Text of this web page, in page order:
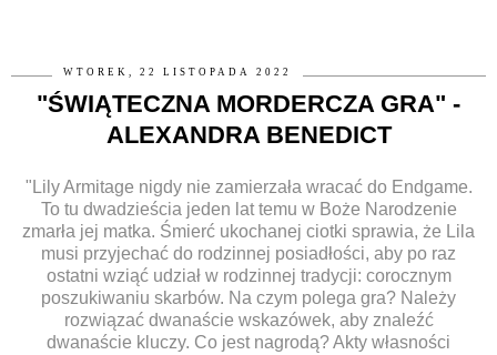
WTOREK, 22 LISTOPADA 2022
"ŚWIĄTECZNA MORDERCZA GRA" -
ALEXANDRA BENEDICT
"Lily Armitage nigdy nie zamierzała wracać do Endgame.
To tu dwadzieścia jeden lat temu w Boże Narodzenie
zmarła jej matka. Śmierć ukochanej ciotki sprawia, że Lila
musi przyjechać do rodzinnej posiadłości, aby po raz
ostatni wziąć udział w rodzinnej tradycji: corocznym
poszukiwaniu skarbów. Na czym polega gra? Należy
rozwiązać dwanaście wskazówek, aby znaleźć
dwanaście kluczy. Co jest nagrodą? Akty własności